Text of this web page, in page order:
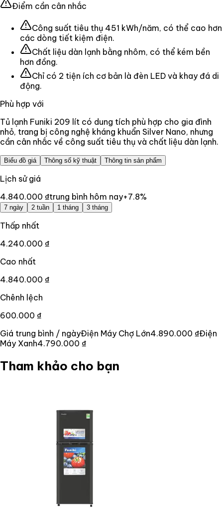
Điểm cần cân nhắc
Công suất tiêu thụ 451 kWh/năm, có thể cao hơn
các dòng tiết kiệm điện.
Chất liệu dàn lạnh bằng nhôm, có thể kém bền
hơn đồng.
Chỉ có 2 tiện ích cơ bản là đèn LED và khay đá di
động.
Phù hợp với
Tủ lạnh Funiki 209 lít có dung tích phù hợp cho gia đình
nhỏ, trang bị công nghệ kháng khuẩn Silver Nano, nhưng
cần cân nhắc về công suất tiêu thụ và chất liệu dàn lạnh.
Biểu đồ giá Thông số kỹ thuật Thông tin sản phẩm
Lịch sử giá
4.840.000 ₫trung bình hôm nay+7.8%
7 ngày 2 tuần 1 tháng 3 tháng
Thấp nhất
4.240.000 ₫
Cao nhất
4.840.000 ₫
Chênh lệch
600.000 ₫
Giá trung bình / ngàyĐiện Máy Chợ Lớn4.890.000 ₫Điện
Máy Xanh4.790.000 ₫
Tham khảo cho bạn